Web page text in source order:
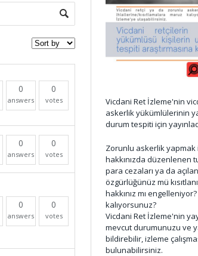
0
answers
0
votes
0
answers
0
votes
0
answers
0
votes
Vicdani Ret İzleme'nin
askerlik yükümlülerinin
durum tespiti için
Zorunlu askerlik yapmak
hakkınızda düzenlenen
para cezaları ya da
özgürlüğünüz mü
hakkınız mı
kalıyorsunuz?
Vicdani Ret İzleme'nin
mevcut durumunuzu ve
bildirebilir, izleme
bulunabilirsiniz.